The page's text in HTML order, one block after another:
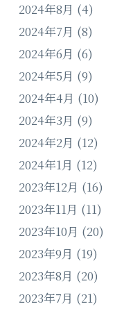
2024年8月 (4)
2024年7月 (8)
2024年6月 (6)
2024年5月 (9)
2024年4月 (10)
2024年3月 (9)
2024年2月 (12)
2024年1月 (12)
2023年12月 (16)
2023年11月 (11)
2023年10月 (20)
2023年9月 (19)
2023年8月 (20)
2023年7月 (21)